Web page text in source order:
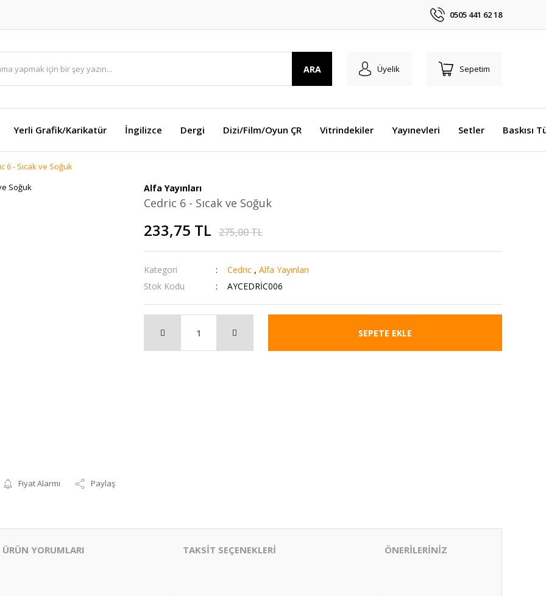
0505 441 62 18
ARA Üyelik Sepetim
Yerli Grafik/Karikatür İngilizce Dergi Dizi/Film/Oyun ÇR Vitrindekiler Yayınevleri Setler Baskısı
6 - Sıcak ve Soğuk
Fiyat Alarmı Paylaş
Alfa Yayınları
Cedric 6 - Sıcak ve Soğuk
233,75 TL 275,00 TL
Kategori Cedric , Alfa Yayınları
Stok Kodu
AYCEDRİC006
SEPETE EKLE
ÜRÜN YORUMLARI TAKSİT SEÇENEKLERİ ÖNERİLERİNİZ